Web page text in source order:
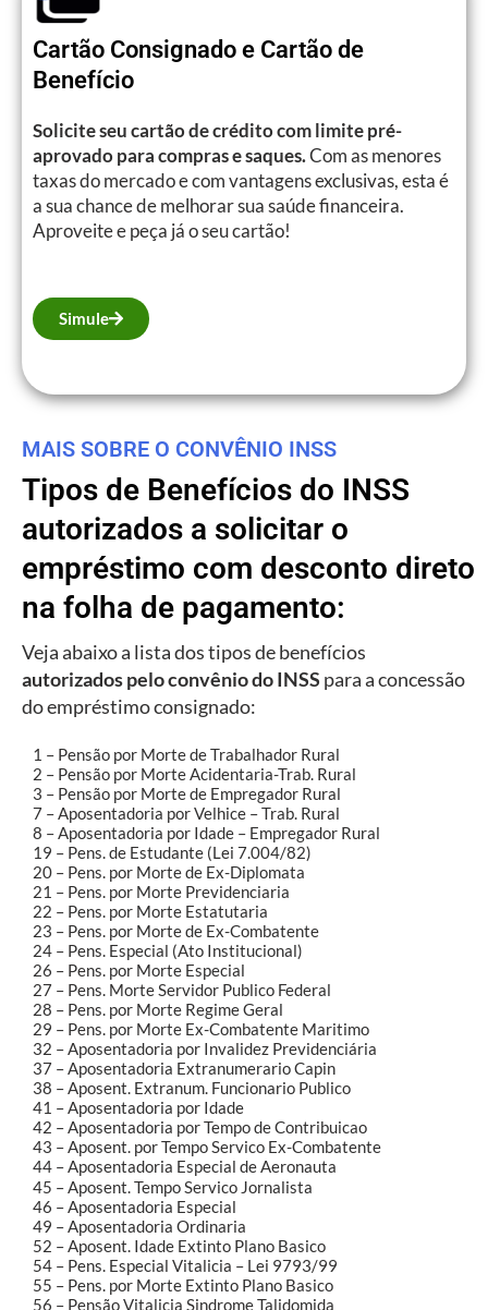
Cartão Consignado e Cartão de
Benefício
Solicite seu cartão de crédito com limite pré-
aprovado para compras e saques.Com as menores
taxas do mercado e com vantagens exclusivas, esta é
a sua chance de melhorar sua saúde financeira.
Aproveite e peça já o seu cartão!
Simule
MAIS SOBRE O CONVÊNIO INSS
Tipos de Benefícios do INSS
autorizados a solicitar o
empréstimo com desconto direto
na folha de pagamento:
Veja abaixo a lista dos tipos de benefícios
autorizados pelo convênio do INSS para a concessão
do empréstimo consignado:
1 – Pensão por Morte de Trabalhador Rural
2 – Pensão por Morte Acidentaria-Trab. Rural
3 – Pensão por Morte de Empregador Rural
7 – Aposentadoria por Velhice – Trab. Rural
8 – Aposentadoria por Idade – Empregador Rural
19 – Pens. de Estudante (Lei 7.004/82)
20 – Pens. por Morte de Ex-Diplomata
21 – Pens. por Morte Previdenciaria
22 – Pens. por Morte Estatutaria
23 – Pens. por Morte de Ex-Combatente
24 – Pens. Especial (Ato Institucional)
26 – Pens. por Morte Especial
27 – Pens. Morte Servidor Publico Federal
28 – Pens. por Morte Regime Geral
29 – Pens. por Morte Ex-Combatente Maritimo
32 – Aposentadoria por Invalidez Previdenciária
37 – Aposentadoria Extranumerario Capin
38 – Aposent. Extranum. Funcionario Publico
41 – Aposentadoria por Idade
42 – Aposentadoria por Tempo de Contribuicao
43 – Aposent. por Tempo Servico Ex-Combatente
44 – Aposentadoria Especial de Aeronauta
45 – Aposent. Tempo Servico Jornalista
46 – Aposentadoria Especial
49 – Aposentadoria Ordinaria
52 – Aposent. Idade Extinto Plano Basico
54 – Pens. Especial Vitalicia – Lei 9793/99
55 – Pens. por Morte Extinto Plano Basico
56 – Pensão Vitalicia Sindrome Talidomida